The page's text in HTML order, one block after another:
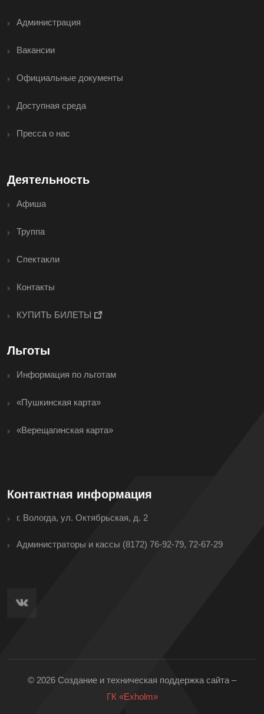
Администрация
Вакансии
Официальные документы
Доступная среда
Пресса о нас
Деятельность
Афиша
Труппа
Спектакли
Контакты
КУПИТЬ БИЛЕТЫ
Льготы
Информация по льготам
«Пушкинская карта»
«Верещагинская карта»
Контактная информация
г. Вологда, ул. Октябрьская, д. 2
Администраторы и кассы (8172) 76-92-79, 72-67-29
© 2026 Создание и техническая поддержка сайта –
ГК «Exholm»